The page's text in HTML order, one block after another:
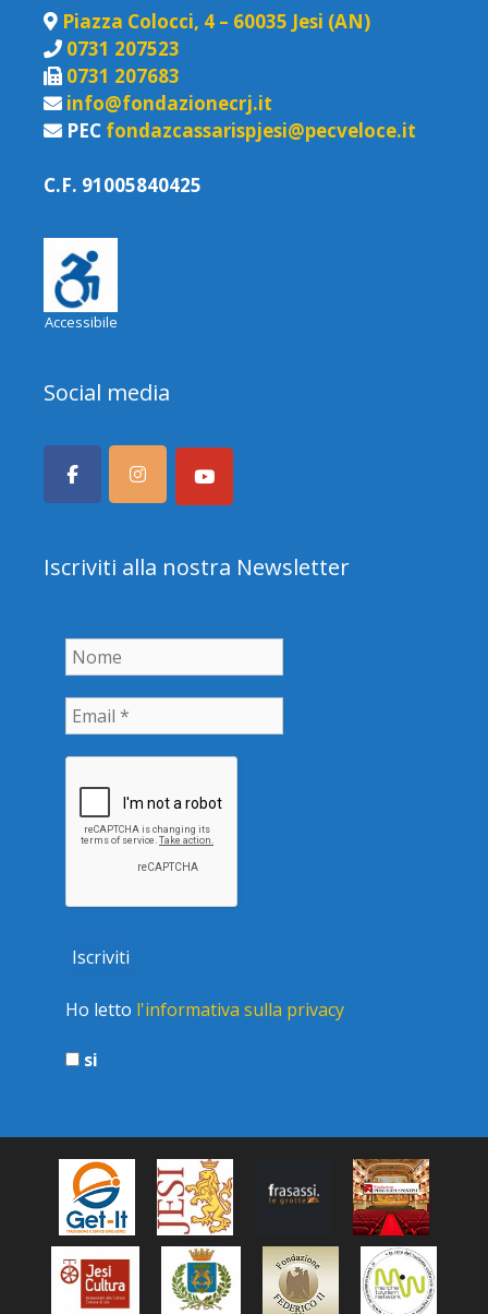
Piazza Colocci, 4 – 60035 Jesi (AN)
0731 207523
0731 207683
info@fondazionecrj.it
PEC fondazcassarispjesi@pecveloce.it
C.F. 91005840425
Accessibile
Social media
Iscriviti alla nostra Newsletter
Ho letto l'informativa sulla privacy
si